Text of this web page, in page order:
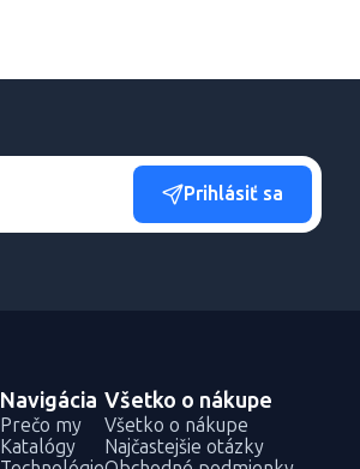
Prihlásiť sa
Navigácia
Prečo my
Katalógy
Všetko o nákupe
Všetko o nákupe
Najčastejšie otázky